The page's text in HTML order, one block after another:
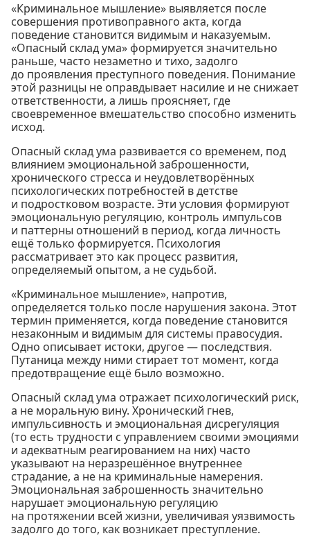
«Криминальное мышление» выявляется после
совершения противоправного акта, когда
поведение становится видимым и наказуемым.
«Опасный склад ума» формируется значительно
раньше, часто незаметно и тихо, задолго
до проявления преступного поведения. Понимание
этой разницы не оправдывает насилие и не снижает
ответственности, а лишь проясняет, где
своевременное вмешательство способно изменить
исход.
Опасный склад ума развивается со временем, под
влиянием эмоциональной заброшенности,
хронического стресса и неудовлетворённых
психологических потребностей в детстве
и подростковом возрасте. Эти условия формируют
эмоциональную регуляцию, контроль импульсов
и паттерны отношений в период, когда личность
ещё только формируется. Психология
рассматривает это как процесс развития,
определяемый опытом, а не судьбой.
«Криминальное мышление», напротив,
определяется только после нарушения закона. Этот
термин применяется, когда поведение становится
незаконным и видимым для системы правосудия.
Одно описывает истоки, другое — последствия.
Путаница между ними стирает тот момент, когда
предотвращение ещё было возможно.
Опасный склад ума отражает психологический риск,
а не моральную вину. Хронический гнев,
импульсивность и эмоциональная дисрегуляция
(то есть трудности с управлением своими эмоциями
и адекватным реагированием на них) часто
указывают на неразрешённое внутреннее
страдание, а не на криминальные намерения.
Эмоциональная заброшенность значительно
нарушает эмоциональную регуляцию
на протяжении всей жизни, увеличивая уязвимость
задолго до того, как возникает преступление.